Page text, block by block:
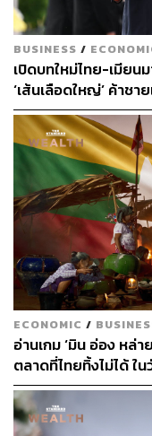
ทั้งนี้ธนาคารต่างๆ น่
เนื่องจากภาพเศรษฐกิ
และลดภาระค่าใช้จ่า
ธนาคารจะออกมาในรู
ไตรมาสก่อน
ด้าน กิจพัฒน วงษ์เมต
พลังงานและเทคโน
น่าจะได้ประโยชน์จ
ไฟฟ้าและสื่อสาร ทั้ง
ขึ้น จากการประเมินด้
เดียวกันการลงทุนใ
ลง
นอกจากนี้เงินบาทที่แ
33 บาทต่อดอลลาร์ จ
เช่นกัน เพราะจะช่ว
ลงประมาณ 15-20 บ
BUSINESS /
เปิดบทใหม่ไทย-เมียน
‘เส้นเลือดใหญ่’ ค้าช
ECONOMIC /
อ่านเกม ‘มิน อ่อง หล่า
ตลาดที่ไทยทิ้งไม่ได้ ใ